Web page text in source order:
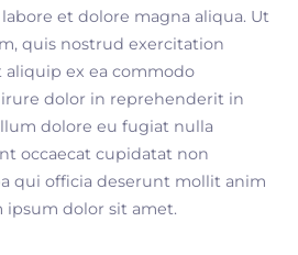
et dolore magna aliqua. Ut
quis nostrud exercitation
aliquip ex ea commodo
dolor in reprehenderit in
dolore eu fugiat nulla
occaecat cupidatat non
qui officia deserunt mollit anim
ipsum dolor sit amet.